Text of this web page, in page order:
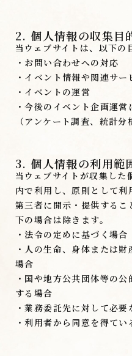
2. 個人情報の収集目
当ウェブサイトは、以下の
・お問い合わせへの対応
・イベント情報や関連サー
・イベントの運営
・今後のイベント企画運
（アンケート調査、統計分
3. 個人情報の利用範
当ウェブサイトが収集した
内で利用し、原則として利
第三者に開示・提供する
下の場合は除きます。
・法令の定めに基づく場合
・人の生命、身体または
場合
・国や地方公共団体等の
する場合
・業務委託先に対して必
・利用者から同意を得てい